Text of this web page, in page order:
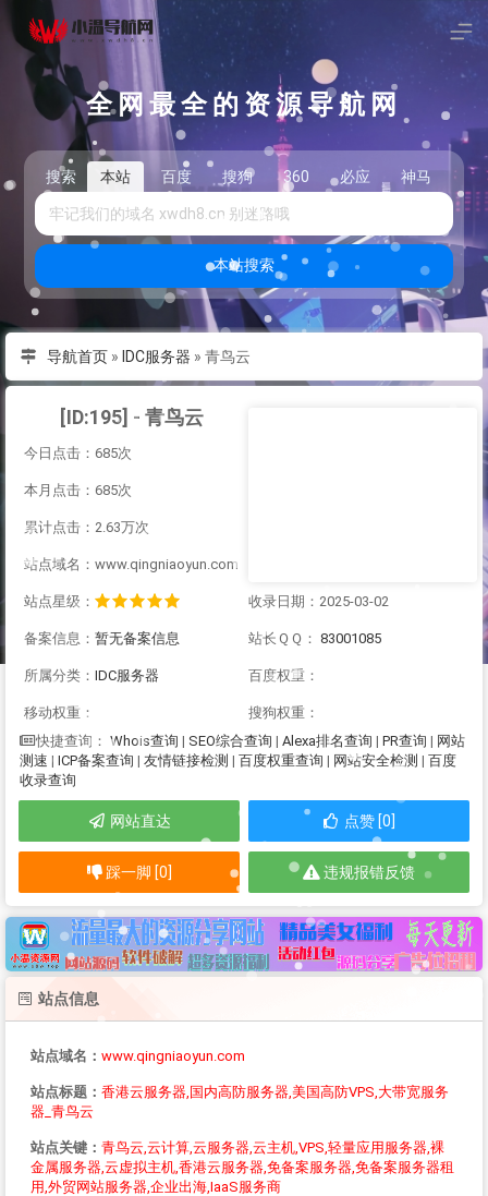
全网最全的资源导航网
搜索 本站 百度 搜狗 360 必应 神马 头
本站搜索
导航首页» IDC服务器 » 青鸟云
[ID:195] - 青鸟云
今日点击：685次
本月点击：685次
累计点击：2.63万次
站点域名：www.qingniaoyun.com
站点星级： 收录日期：2025-03-02
备案信息： 暂无备案信息 站长ＱＱ： 83001085
所属分类： IDC服务器 百度权重：
移动权重： 搜狗权重：
快捷查询： Whois查询 | SEO综合查询 | Alexa排名查询 | PR查询 | 网站
测速 | ICP备案查询 | 友情链接检测 | 百度权重查询 | 网站安全检测 | 百度
收录查询
网站直达 点赞 [0]
踩一脚 [0] 违规报错反馈
站点信息
站点域名： www.qingniaoyun.com
站点标题： 香港云服务器,国内高防服务器,美国高防VPS,大带宽服务
器_青鸟云
站点关键： 青鸟云,云计算,云服务器,云主机,VPS,轻量应用服务器,裸
金属服务器,云虚拟主机,香港云服务器,免备案服务器,免备案服务器租
用,外贸网站服务器,企业出海,IaaS服务商